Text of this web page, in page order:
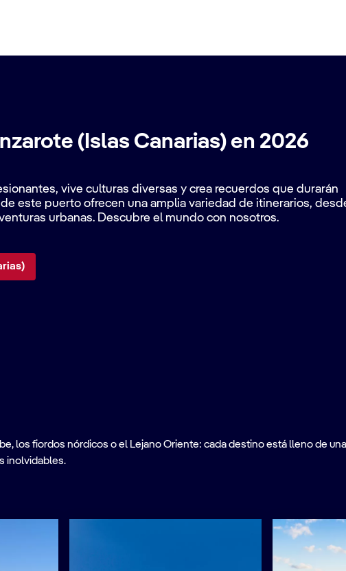
(Islas Canarias) en 2026
vive culturas diversas y crea recuerdos que durarán
este puerto ofrecen una amplia variedad de itinerarios,
urbanas. Descubre el mundo con nosotros.
los fiordos nórdicos o el Lejano Oriente: cada destino está lleno de
inolvidables.